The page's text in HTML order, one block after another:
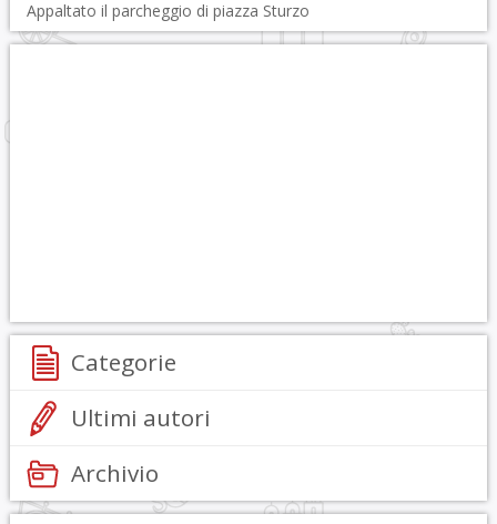
Appaltato il parcheggio di piazza Sturzo
Categorie
Ultimi autori
Archivio